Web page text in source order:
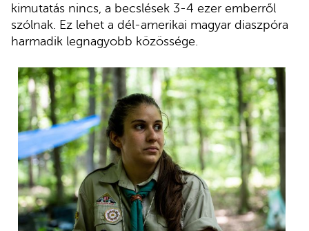
kimutatás nincs, a becslések 3-4 ezer emberről
szólnak. Ez lehet a dél-amerikai magyar diaszpóra
harmadik legnagyobb közössége.